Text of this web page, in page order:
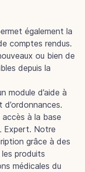
également la
comptes rendus.
ou bien de
depuis la
module d’aide à
à la base
Expert. Notre
grâce à des
produits
médicales du